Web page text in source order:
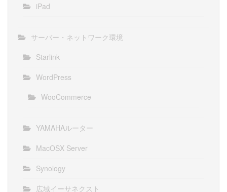
iPad
サーバー・ネットワーク環境
Starlink
WordPress
WooCommerce
YAMAHAルーター
MacOSX Server
Synology
広域イーサネクスト